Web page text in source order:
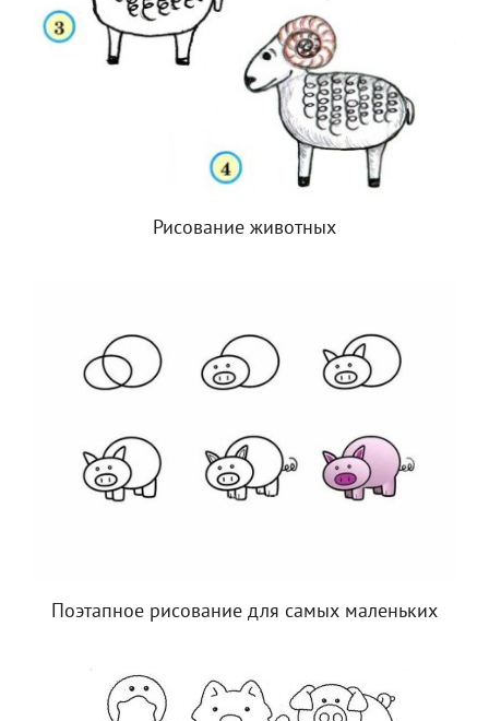
Рисование животных
Поэтапное рисование для самых маленьких